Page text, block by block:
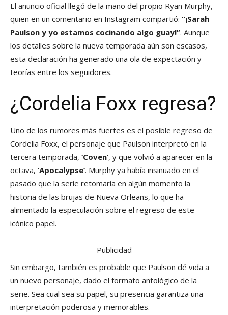
El anuncio oficial llegó de la mano del propio Ryan Murphy,
quien en un comentario en Instagram compartió: “¡Sarah
Paulson y yo estamos cocinando algo guay!”. Aunque
los detalles sobre la nueva temporada aún son escasos,
esta declaración ha generado una ola de expectación y
teorías entre los seguidores.
¿Cordelia Foxx regresa?
Uno de los rumores más fuertes es el posible regreso de
Cordelia Foxx, el personaje que Paulson interpretó en la
tercera temporada, ‘Coven’, y que volvió a aparecer en la
octava, ‘Apocalypse’. Murphy ya había insinuado en el
pasado que la serie retomaría en algún momento la
historia de las brujas de Nueva Orleans, lo que ha
alimentado la especulación sobre el regreso de este
icónico papel.
Publicidad
Sin embargo, también es probable que Paulson dé vida a
un nuevo personaje, dado el formato antológico de la
serie. Sea cual sea su papel, su presencia garantiza una
interpretación poderosa y memorables.